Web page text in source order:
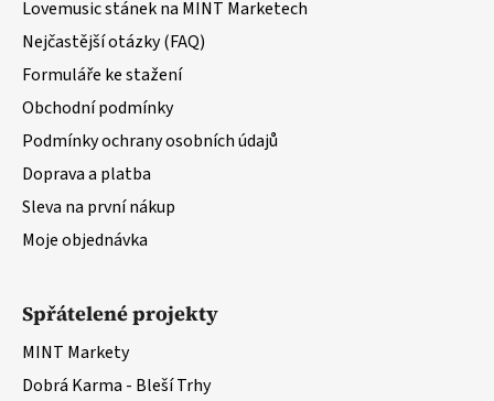
r
ý
p
Lovemusic stánek na MINT Marketech
Nejčastější otázky (FAQ)
Formuláře ke stažení
Obchodní podmínky
Podmínky ochrany osobních údajů
Doprava a platba
Sleva na první nákup
Moje objednávka
Spřátelené projekty
MINT Markety
Dobrá Karma - Bleší Trhy